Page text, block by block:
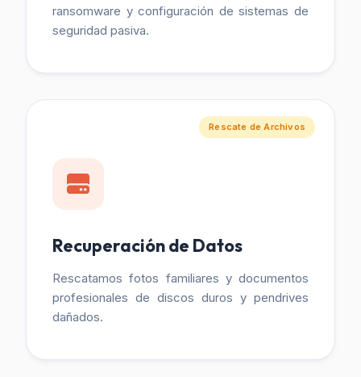
ransomware y configuración de sistemas de
seguridad pasiva.
Rescate de Archivos
Recuperación de Datos
Rescatamos fotos familiares y documentos
profesionales de discos duros y pendrives
dañados.